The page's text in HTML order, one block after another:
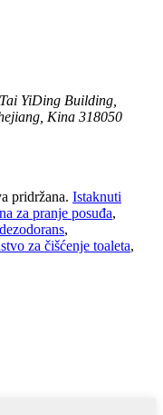
YiDing Building,
Kina 318050
pridržana. Istaknuti
za pranje posuđa,
,
za čišćenje toaleta,